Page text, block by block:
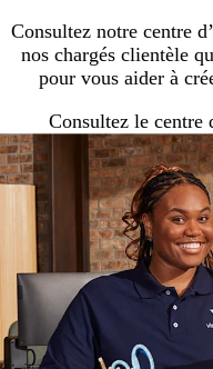
Consultez notre centre
nos chargés clientèle
pour vous aider à
Consultez le centre